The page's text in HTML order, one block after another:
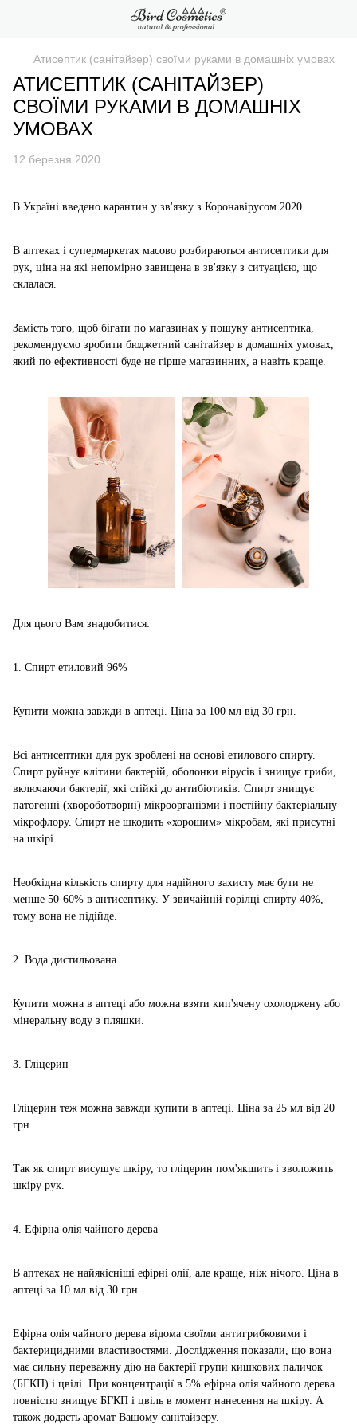
Атисептик (санітайзер) своїми руками в домашніх умовах
АТИСЕПТИК (САНІТАЙЗЕР)
СВОЇМИ РУКАМИ В ДОМАШНІХ
УМОВАХ
12 березня 2020
В Україні введено карантин у зв'язку з Коронавірусом 2020.
В аптеках і супермаркетах масово розбираються антисептики для
рук, ціна на які непомірно завищена в зв'язку з ситуацією, що
склалася.
Замість того, щоб бігати по магазинах у пошуку антисептика,
рекомендуємо зробити бюджетний санітайзер в домашніх умовах,
який по ефективності буде не гірше магазинних, а навіть краще.
Для цього Вам знадобитися:
1. Спирт етиловий 96%
Купити можна завжди в аптеці. Ціна за 100 мл від 30 грн.
Всі антисептики для рук зроблені на основі етилового спирту.
Спирт руйнує клітини бактерій, оболонки вірусів і знищує гриби,
включаючи бактерії, які стійкі до антибіотиків. Спирт знищує
патогенні (хвороботворні) мікроорганізми і постійну бактеріальну
мікрофлору. Спирт не шкодить «хорошим» мікробам, які присутні
на шкірі.
Необхідна кількість спирту для надійного захисту має бути не
менше 50-60% в антисептику. У звичайній горілці спирту 40%,
тому вона не підійде.
2. Вода дистильована.
Купити можна в аптеці або можна взяти кип'ячену охолоджену або
мінеральну воду з пляшки.
3. Гліцерин
Гліцерин теж можна завжди купити в аптеці. Ціна за 25 мл від 20
грн.
Так як спирт висушує шкіру, то гліцерин пом'якшить і зволожить
шкіру рук.
4. Ефірна олія чайного дерева
В аптеках не найякісніші ефірні олії, але краще, ніж нічого. Ціна в
аптеці за 10 мл від 30 грн.
Ефірна олія чайного дерева відома своїми антигрибковими і
бактерицидними властивостями. Дослідження показали, що вона
має сильну переважну дію на бактерії групи кишкових паличок
(БГКП) і цвілі. При концентрації в 5% ефірна олія чайного дерева
повністю знищує БГКП і цвіль в момент нанесення на шкіру. А
також додасть аромат Вашому санітайзеру.